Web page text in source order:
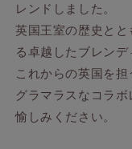
レンドしました。
英国王室の歴史と
る卓越したブレン
これからの英国を
グラマラスなコラ
愉しみください。